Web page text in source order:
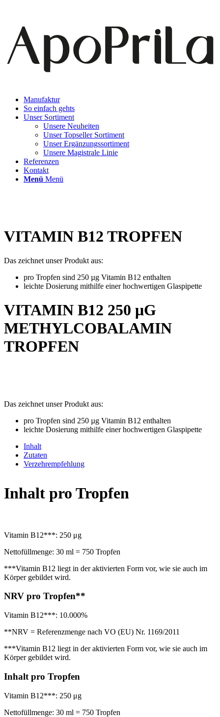
Manufaktur
So einfach gehts
Unser Sortiment
Unsere Neuheiten
Unser Topseller Sortiment
Unser Ergänzungssortiment
Unsere Magistrale Linie
Referenzen
Kontakt
Menü Menü
VITAMIN B12 TROPFEN
Das zeichnet unser Produkt aus:
pro Tropfen sind 250 µg Vitamin B12 enthalten
leichte Dosierung mithilfe einer hochwertigen Glaspipette
VITAMIN B12 250 μG
METHYLCOBALAMIN
TROPFEN
Das zeichnet unser Produkt aus:
pro Tropfen sind 250 µg Vitamin B12 enthalten
leichte Dosierung mithilfe einer hochwertigen Glaspipette
Inhalt
Zutaten
Verzehrempfehlung
Inhalt pro Tropfen
Vitamin B12***: 250 μg
Nettofüllmenge: 30 ml = 750 Tropfen
***Vitamin B12 liegt in der aktivierten Form vor, wie sie auch im
Körper gebildet wird.
NRV pro Tropfen**
Vitamin B12***: 10.000%
**NRV = Referenzmenge nach VO (EU) Nr. 1169/2011
***Vitamin B12 liegt in der aktivierten Form vor, wie sie auch im
Körper gebildet wird.
Inhalt pro Tropfen
Vitamin B12***: 250 μg
Nettofüllmenge: 30 ml = 750 Tropfen